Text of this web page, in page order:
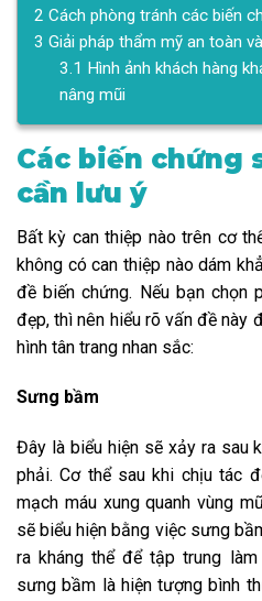
2 Cách phòng tránh các biến
3 Giải pháp thẩm mỹ an toàn
3.1 Hình ảnh khách hàng
nâng mũi
Các biến chứng
cần lưu ý
Bất kỳ can thiệp nào trên cơ
không có can thiệp nào dám
đề biến chứng. Nếu bạn chọn
đẹp, thì nên hiểu rõ vấn đề này
hình tân trang nhan sắc:
Sưng bầm
Đây là biểu hiện sẽ xảy ra sau
phải. Cơ thể sau khi chịu tác
mạch máu xung quanh vùng
sẽ biểu hiện bằng việc sưng
ra kháng thể để tập trung
sưng bầm là hiện tượng bình